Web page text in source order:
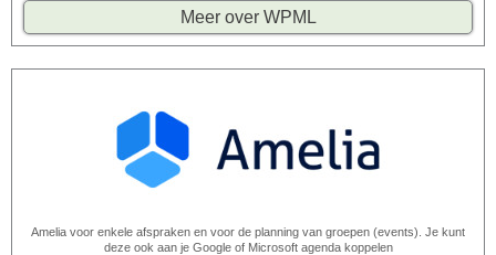
Meer over WPML
Amelia voor enkele afspraken en voor de planning van groepen (events). Je kunt
deze ook aan je Google of Microsoft agenda koppelen